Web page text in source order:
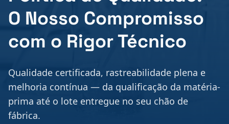
O Nosso Compromisso
com o Rigor Técnico
Qualidade certificada, rastreabilidade plena e
melhoria contínua — da qualificação da matéria-
prima até o lote entregue no seu chão de
fábrica.